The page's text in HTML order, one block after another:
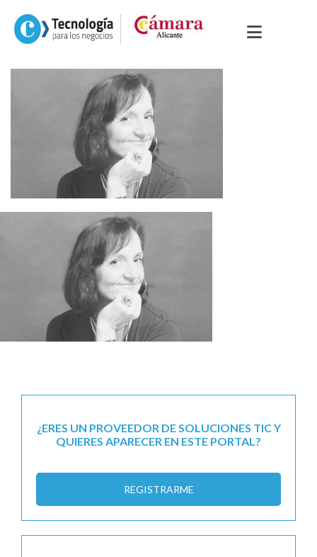
¿ERES UN PROVEEDOR DE SOLUCIONES TIC Y
QUIERES APARECER EN ESTE PORTAL?
REGISTRARME